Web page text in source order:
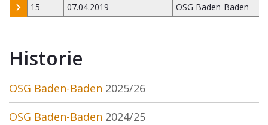
15 07.04.2019 OSG Baden-Baden
Historie
OSG Baden-Baden 2025/26
OSG Baden-Baden 2024/25